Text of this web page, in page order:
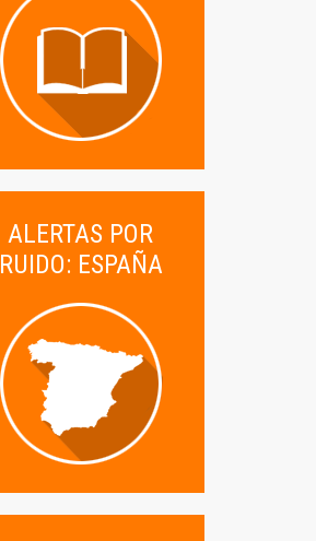
ALERTAS POR
RUIDO: ESPAÑA